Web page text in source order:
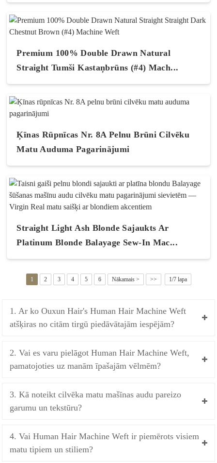
Premium 100% Double Drawn Natural
Straight Tumši Kastaņbrūns (#4) Mach...
Ķīnas Rūpnīcas Nr. 8A Pelnu Brūni Cilvēku
Matu Auduma Pagarinājumi
Straight Light Ash Blonde Sajaukts Ar
Platinum Blonde Balayage Sew-In Mac...
1 2 3 4 5 6 Nākamais > >> 1/7 lapa
1. Ar ko Ouxun Hair's Human Hair Machine Weft
atšķiras no citām tirgū piedāvātajām iespējām?
2. Vai es varu pielāgot Human Hair Machine Weft,
pamatojoties uz manām īpašajām vēlmēm?
3. Kā noteikt cilvēka matu mašīnas audu pareizo
garumu un tekstūru?
4. Vai Human Hair Machine Weft ir piemērots visiem
matu tipiem un stiliem?